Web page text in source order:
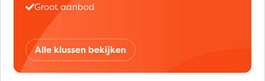
Groot aanbod
Alle klussen bekijken